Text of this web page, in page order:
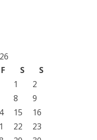
F S
S
1
2
8
9
15
16
22
23